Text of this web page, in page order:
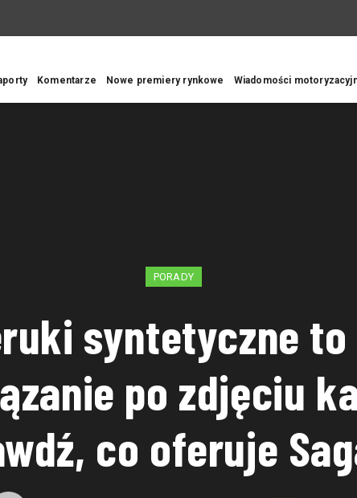
Komentarze Nowe premiery rynkowe Wiadomości
PORADY
syntetyczne
po zdjęciu
co oferuje